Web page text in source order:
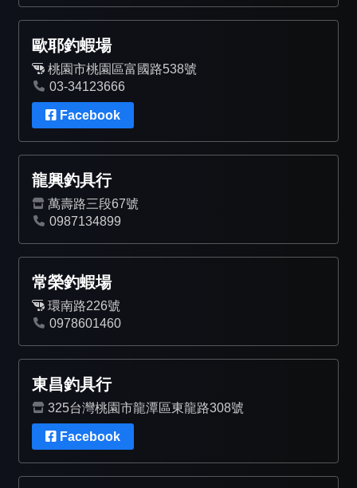
歐耶釣蝦場
桃園市桃園區富國路538號
03-34123666
Facebook
龍興釣具行
萬壽路三段67號
0987134899
常榮釣蝦場
環南路226號
0978601460
東昌釣具行
325台灣桃園市龍潭區東龍路308號
Facebook